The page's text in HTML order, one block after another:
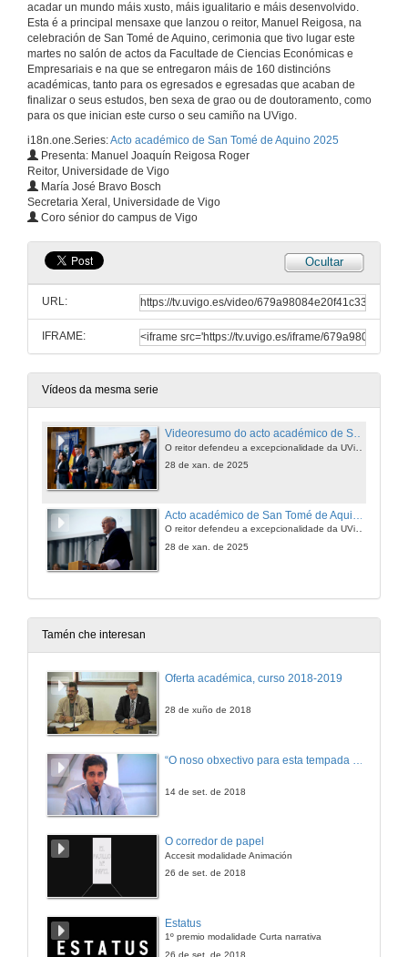
acadar un mundo máis xusto, máis igualitario e máis desenvolvido.
Esta é a principal mensaxe que lanzou o reitor, Manuel Reigosa, na
celebración de San Tomé de Aquino, cerimonia que tivo lugar este
martes no salón de actos da Facultade de Ciencias Económicas e
Empresariais e na que se entregaron máis de 160 distincións
académicas, tanto para os egresados e egresadas que acaban de
finalizar o seus estudos, ben sexa de grao ou de doutoramento, como
para os que inician este curso o seu camiño na UVigo.
i18n.one.Series:Acto académico de San Tomé de Aquino 2025
Presenta: Manuel Joaquín Reigosa Roger
Reitor, Universidade de Vigo
María José Bravo Bosch
Secretaria Xeral, Universidade de Vigo
Coro sénior do campus de Vigo
Ocultar
URL:
IFRAME:
Vídeos da mesma serie
Videoresumo do acto académico de San Tomé de Aquino 2025
28 de xan. de 2025
O reitor defendeu a excepcionalidade da UVigo, que "está ao dispor de toda a sociedade". Durante a cerimonia entregáronse 161 galardóns que recoñecen “o talento e o esforzo”
28 de xan. de 2025
Tamén che interesan
Oferta académica, curso 2018-2019
28 de xuño de 2018
14 de set. de 2018
O corredor de papel
Accesit modalidade Animación
26 de set. de 2018
Estatus
1º premio modalidade Curta narrativa
26 de set. de 2018